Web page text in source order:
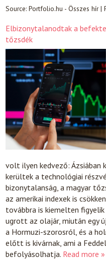
Source:Portfolio.hu - Összes hír|
Elbizonytalanodtak a
tőzsdék
volt ilyen kedvező: Ázsiában
kerültek a technológiai
bizonytalanság, a magyar
az amerikai indexek is
továbbra is kiemelten
ugrott az olajár, miután egy
a Hormuzi-szorosról, és a
előtt is kivárnak, ami a
befolyásolhatja. Read more »